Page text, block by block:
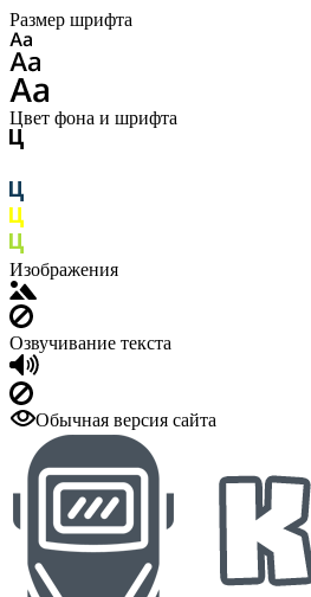
Размер шрифта
Цвет фона и шрифта
Изображения
Озвучивание текста
Обычная версия сайта